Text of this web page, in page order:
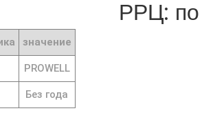
РРЦ: по
значение
PROWELL
Без года